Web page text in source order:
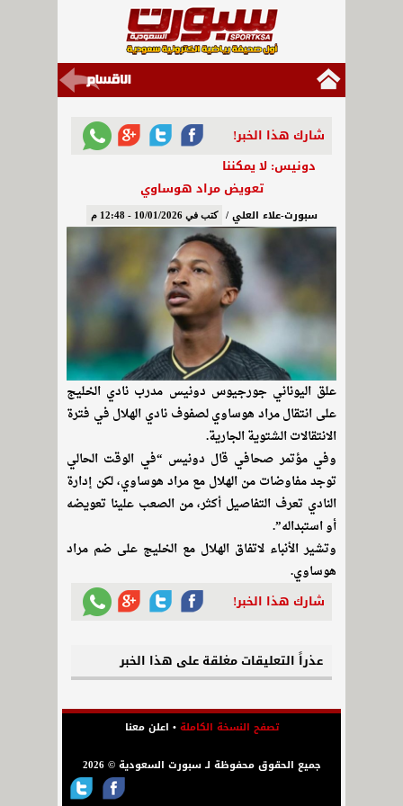
شارك هذا الخبر!
دونيس: لا يمكننا
تعويض مراد هوساوي
سبورت-علاء العلي / كتب في 10/01/2026 - 12:48 م
علق اليوناني جورجيوس دونيس مدرب نادي الخليج
على انتقال مراد هوساوي لصفوف نادي الهلال في فترة
الانتقالات الشتوية الجارية.
وفي مؤتمر صحافي قال دونيس “في الوقت الحالي
توجد مفاوضات من الهلال مع مراد هوساوي، لكن إدارة
النادي تعرف التفاصيل أكثر، من الصعب علينا تعويضه
أو استبداله”.
وتشير الأنباء لاتفاق الهلال مع الخليج على ضم مراد
هوساوي.
شارك هذا الخبر!
عذراً التعليقات مغلقة على هذا الخبر
تصفح النسخة الكاملة• اعلن معنا
جميع الحقوق محفوظة لـ سبورت السعودية © 2026